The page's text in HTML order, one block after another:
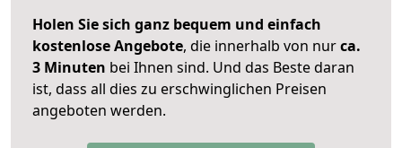
Holen Sie sich ganz bequem und einfach
kostenlose Angebote, die innerhalb von nurca.
3 Minuten bei Ihnen sind. Und das Beste daran
ist, dass all dies zu erschwinglichen Preisen
angeboten werden.